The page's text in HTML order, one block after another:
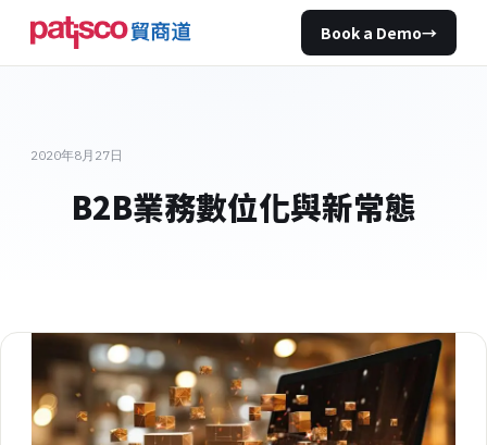
Book a Demo→
2020年8月27日
B2B業務數位化與新常態